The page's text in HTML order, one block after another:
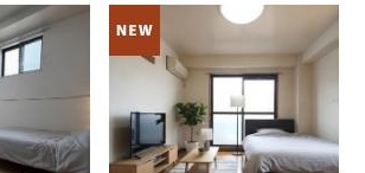
3DK / 56.9㎡ / 築29年
広島県広島市東区矢賀１丁目
6.2万円広島電鉄宇品線/宇品三丁目
広島電鉄宇品線/宇品三丁目 歩3分
6.2万円(管理費3000円)
1R / 26.84㎡ / 築14年